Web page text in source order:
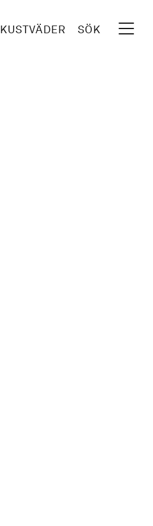
KUSTVÄDER SÖK